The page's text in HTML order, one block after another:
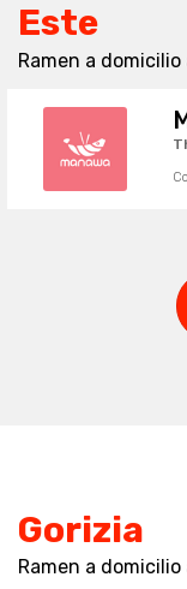
Este
Ramen a
Gorizia
Ramen a